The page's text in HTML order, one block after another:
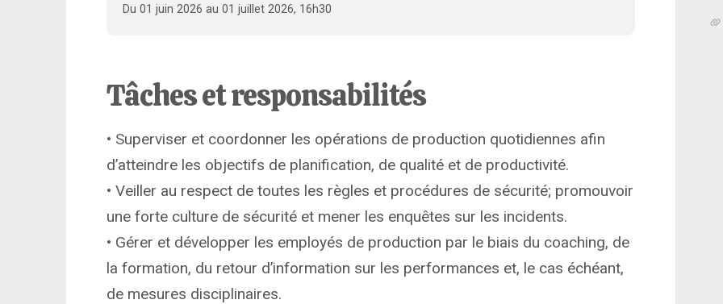
Du 01 juin 2026 au 01 juillet 2026, 16h30
Tâches et responsabilités
• Superviser et coordonner les opérations de production quotidiennes afin
d’atteindre les objectifs de planification, de qualité et de productivité.
• Veiller au respect de toutes les règles et procédures de sécurité; promouvoir
une forte culture de sécurité et mener les enquêtes sur les incidents.
• Gérer et développer les employés de production par le biais du coaching, de
la formation, du retour d’information sur les performances et, le cas échéant,
de mesures disciplinaires.